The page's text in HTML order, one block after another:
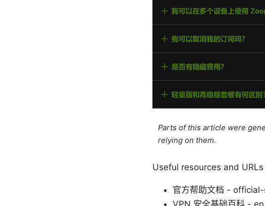
Parts of this article were
relying on them.
Useful resources and URLs
官方帮助文档 -